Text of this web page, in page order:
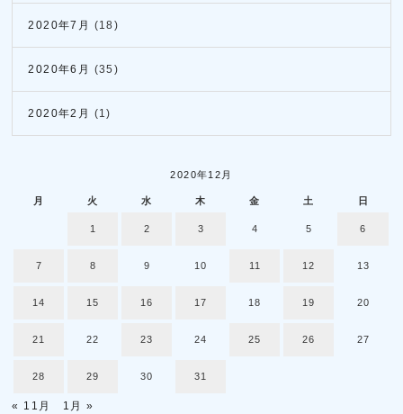
2020年7月 (18)
2020年6月 (35)
2020年2月 (1)
2020年12月
月 火 水 木 金 土 日
1 2 3 4 5 6
7 8 9 10 11 12 13
14 15 16 17 18 19 20
21 22 23 24 25 26 27
28 29 30 31
« 11月 1月 »